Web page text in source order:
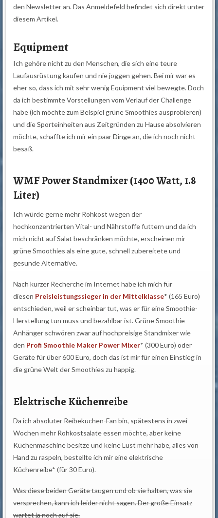
den Newsletter an. Das Anmeldefeld befindet sich direkt unter
diesem Artikel.
Equipment
Ich gehöre nicht zu den Menschen, die sich eine teure
Laufausrüstung kaufen und nie joggen gehen. Bei mir war es
eher so, dass ich mit sehr wenig Equipment viel bewegte. Doch
da ich bestimmte Vorstellungen vom Verlauf der Challenge
habe (ich möchte zum Beispiel grüne Smoothies ausprobieren)
und die Sporteinheiten aus Zeitgründen zu Hause absolvieren
möchte, schaffte ich mir ein paar Dinge an, die ich noch nicht
besaß.
WMF Power Standmixer (1400 Watt, 1.8
Liter)
Ich würde gerne mehr Rohkost wegen der
hochkonzentrierten Vital- und Nährstoffefuttern und da ich
mich nicht auf Salat beschränken möchte, erscheinen mir
grüne Smoothies als eine gute, schnell zubereitete und
gesunde Alternative.
Nach kurzer Recherche im Internet habe ich mich für
diesen Preisleistungssieger in der Mittelklasse* (165 Euro)
entschieden, weil er scheinbar tut, was er für eine Smoothie-
Herstellung tun muss und bezahlbar ist. Grüne Smoothie
Anhänger schwören zwar auf hochpreisige Standmixer wie
den Profi Smoothie Maker Power Mixer* (300 Euro) oder
Geräte für über 600 Euro, doch das ist mir für einen Einstieg in
die grüne Welt der Smoothies zu happig.
Elektrische Küchenreibe
Da ich absoluter Reibekuchen-Fan bin, spätestens in zwei
Wochen mehr Rohkostsalate essen möchte, aber keine
Küchenmaschine besitze und keine Lust mehr habe, alles von
Hand zu raspeln, bestellte ich mir eine elektrische
Küchenreibe* (für 30 Euro).
Was diese beiden Geräte taugen und ob sie halten, was sie
versprechen, kann ich leider nicht sagen. Der große Einsatz
wartet ja noch auf sie.